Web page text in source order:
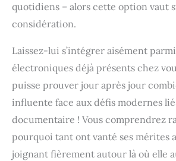
quotidiens – alors cette option vaut
considération.
Laissez-lui s’intégrer aisément
électroniques déjà présents chez
puisse prouver jour après jour
influente face aux défis modernes
documentaire ! Vous comprendrez
pourquoi tant ont vanté ses mérites
joignant fièrement autour là où elle